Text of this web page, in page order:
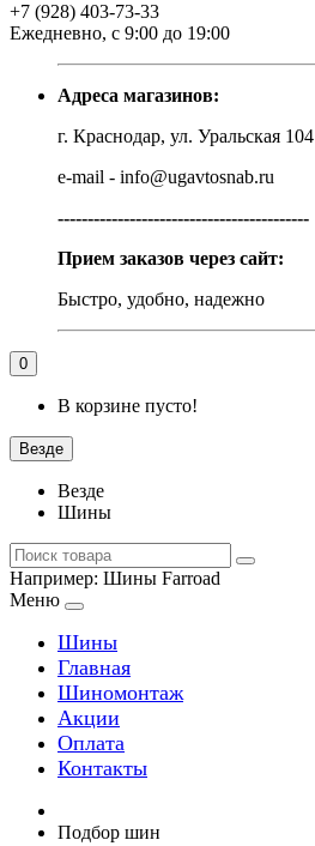
+7 (928) 403-73-33
Ежедневно, с 9:00 до 19:00
Адреса магазинов:
г. Краснодар, ул. Уральская 104
e-mail - info@ugavtosnab.ru
------------------------------------------
Прием заказов через сайт:
Быстро, удобно, надежно
0
В корзине пусто!
Везде
Везде
Шины
Например: Шины Farroad
Меню
Шины
Главная
Шиномонтаж
Акции
Оплата
Контакты
Подбор шин